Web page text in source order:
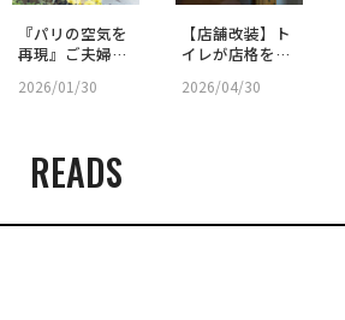
『パリの空気を
再現』ご夫婦が
挑んだ古民家リ
2026/01/30
【店舗改装】ト
イレが店格を上
客用パウダール
2026/04/30
READS